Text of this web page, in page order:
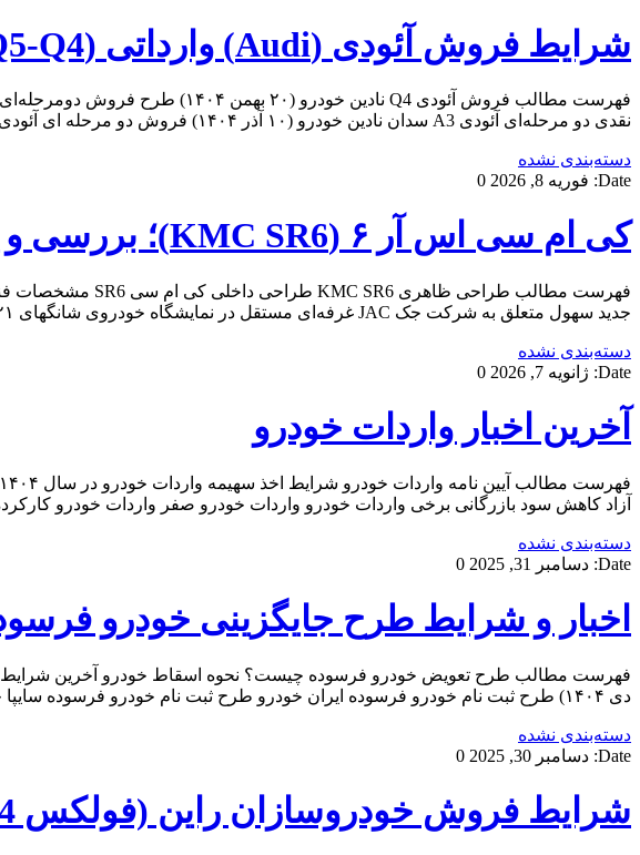
شرایط فروش آئودی (Audi) وارداتی (A3-Q5-Q4)
نقدی دو مرحله‌ای آئودی A3 سدان نادین خودرو (۱۰ آذر ۱۴۰۴) فروش دو مرحله ای آئودی Q4 etron نادین خودرو (۲۱ آبان […]
دسته‌بندی نشده
Date: فوریه 8, 2026 0
کی ام سی اس آر ۶ (KMC SR6)؛ بررسی و مشخصات فنی
جدید سهول متعلق به شرکت جک JAC غرفه‌ای مستقل در نمایشگاه خودروی شانگهای ۲۰۲۱ داشت که در آن، سهول JS6 یا […]
دسته‌بندی نشده
Date: ژانویه 7, 2026 0
آخرین اخبار واردات خودرو
آزاد کاهش سود بازرگانی برخی واردات خودرو واردات خودرو صفر واردات خودرو
دسته‌بندی نشده
Date: دسامبر 31, 2025 0
اخبار و شرایط طرح جایگزینی خودرو
دی ۱۴۰۴) طرح ثبت نام خودرو فرسوده ایران خودرو طرح ثبت نام خودرو فرسوده سایپا جدیدترین اطلاعیه طرح ثبت نام خودرو فرسوده سایپا (دی ۱۴۰۳) اطلاعیه ثبت‌نام […]
دسته‌بندی نشده
Date: دسامبر 30, 2025 0
شرایط فروش خودروسازان راین (فولکس ID4 – سئات آتکا)